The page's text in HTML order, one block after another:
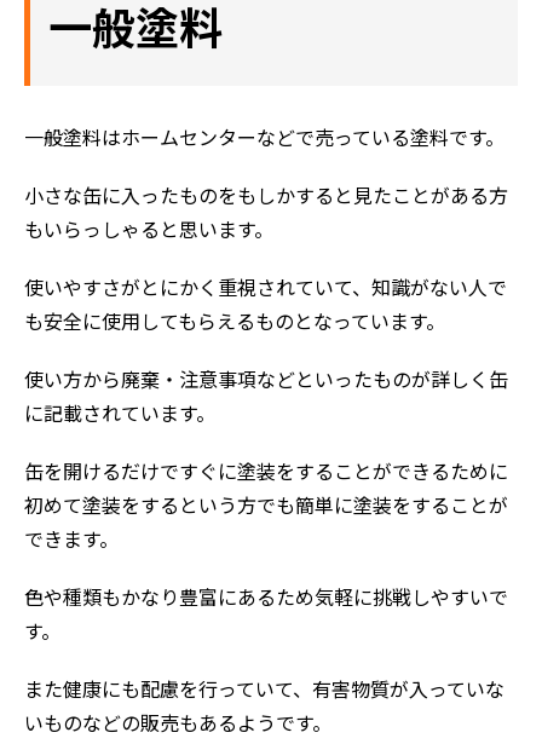
一般塗料
一般塗料はホームセンターなどで売っている塗料です。
小さな缶に入ったものをもしかすると見たことがある方
もいらっしゃると思います。
使いやすさがとにかく重視されていて、知識がない人で
も安全に使用してもらえるものとなっています。
使い方から廃棄・注意事項などといったものが詳しく缶
に記載されています。
缶を開けるだけですぐに塗装をすることができるために
初めて塗装をするという方でも簡単に塗装をすることが
できます。
色や種類もかなり豊富にあるため気軽に挑戦しやすいで
す。
また健康にも配慮を行っていて、有害物質が入っていな
いものなどの販売もあるようです。